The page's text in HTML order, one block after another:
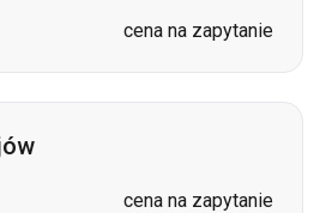
cena na zapytanie
cena na zapytanie